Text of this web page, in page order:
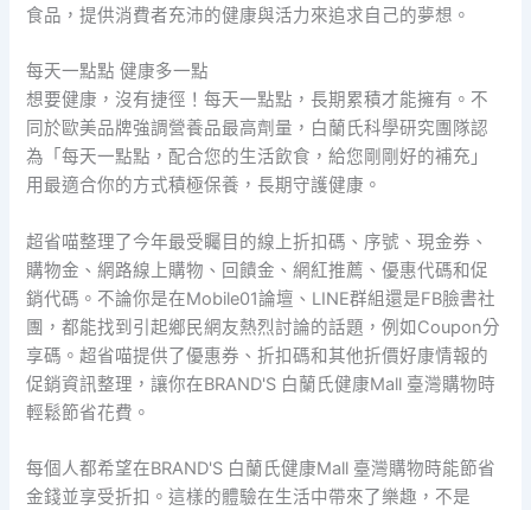
食品，提供消費者充沛的健康與活力來追求自己的夢想。
每天一點點 健康多一點
想要健康，沒有捷徑！每天一點點，長期累積才能擁有。不
同於歐美品牌強調營養品最高劑量，白蘭氏科學研究團隊認
為「每天一點點，配合您的生活飲食，給您剛剛好的補充」
用最適合你的方式積極保養，長期守護健康。
超省喵整理了今年最受矚目的線上折扣碼、序號、現金券、
購物金、網路線上購物、回饋金、網紅推薦、優惠代碼和促
銷代碼。不論你是在Mobile01論壇、LINE群組還是FB臉書社
團，都能找到引起鄉民網友熱烈討論的話題，例如Coupon分
享碼。超省喵提供了優惠券、折扣碼和其他折價好康情報的
促銷資訊整理，讓你在BRAND'S 白蘭氏健康Mall 臺灣購物時
輕鬆節省花費。
每個人都希望在BRAND'S 白蘭氏健康Mall 臺灣購物時能節省
金錢並享受折扣。這樣的體驗在生活中帶來了樂趣，不是